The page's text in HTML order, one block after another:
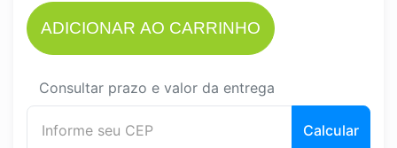
ADICIONAR AO CARRINHO
Consultar prazo e valor da entrega
Calcular